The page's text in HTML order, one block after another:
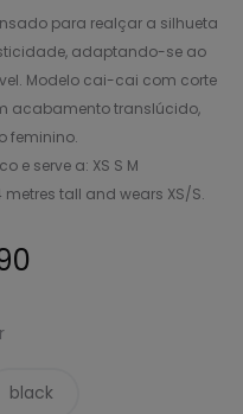
para realçar a silhueta
adaptando-se ao
Modelo cai-cai com corte
acabamento translúcido,
feminino.
e serve a: XS S M
tall and wears XS/S.
black